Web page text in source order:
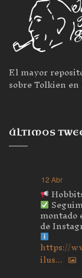
El mayor
sobre Tolkien
ÚLTIMOS
12 Abr
montado
de
https://
ilus...